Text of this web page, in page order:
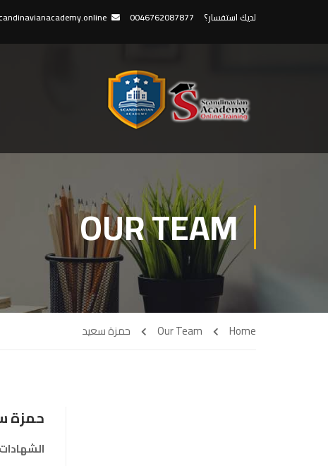
لديك استفسار؟ 0046762087877
OUR TEAM
Home
Our Team حمزة سعيد
حمزة